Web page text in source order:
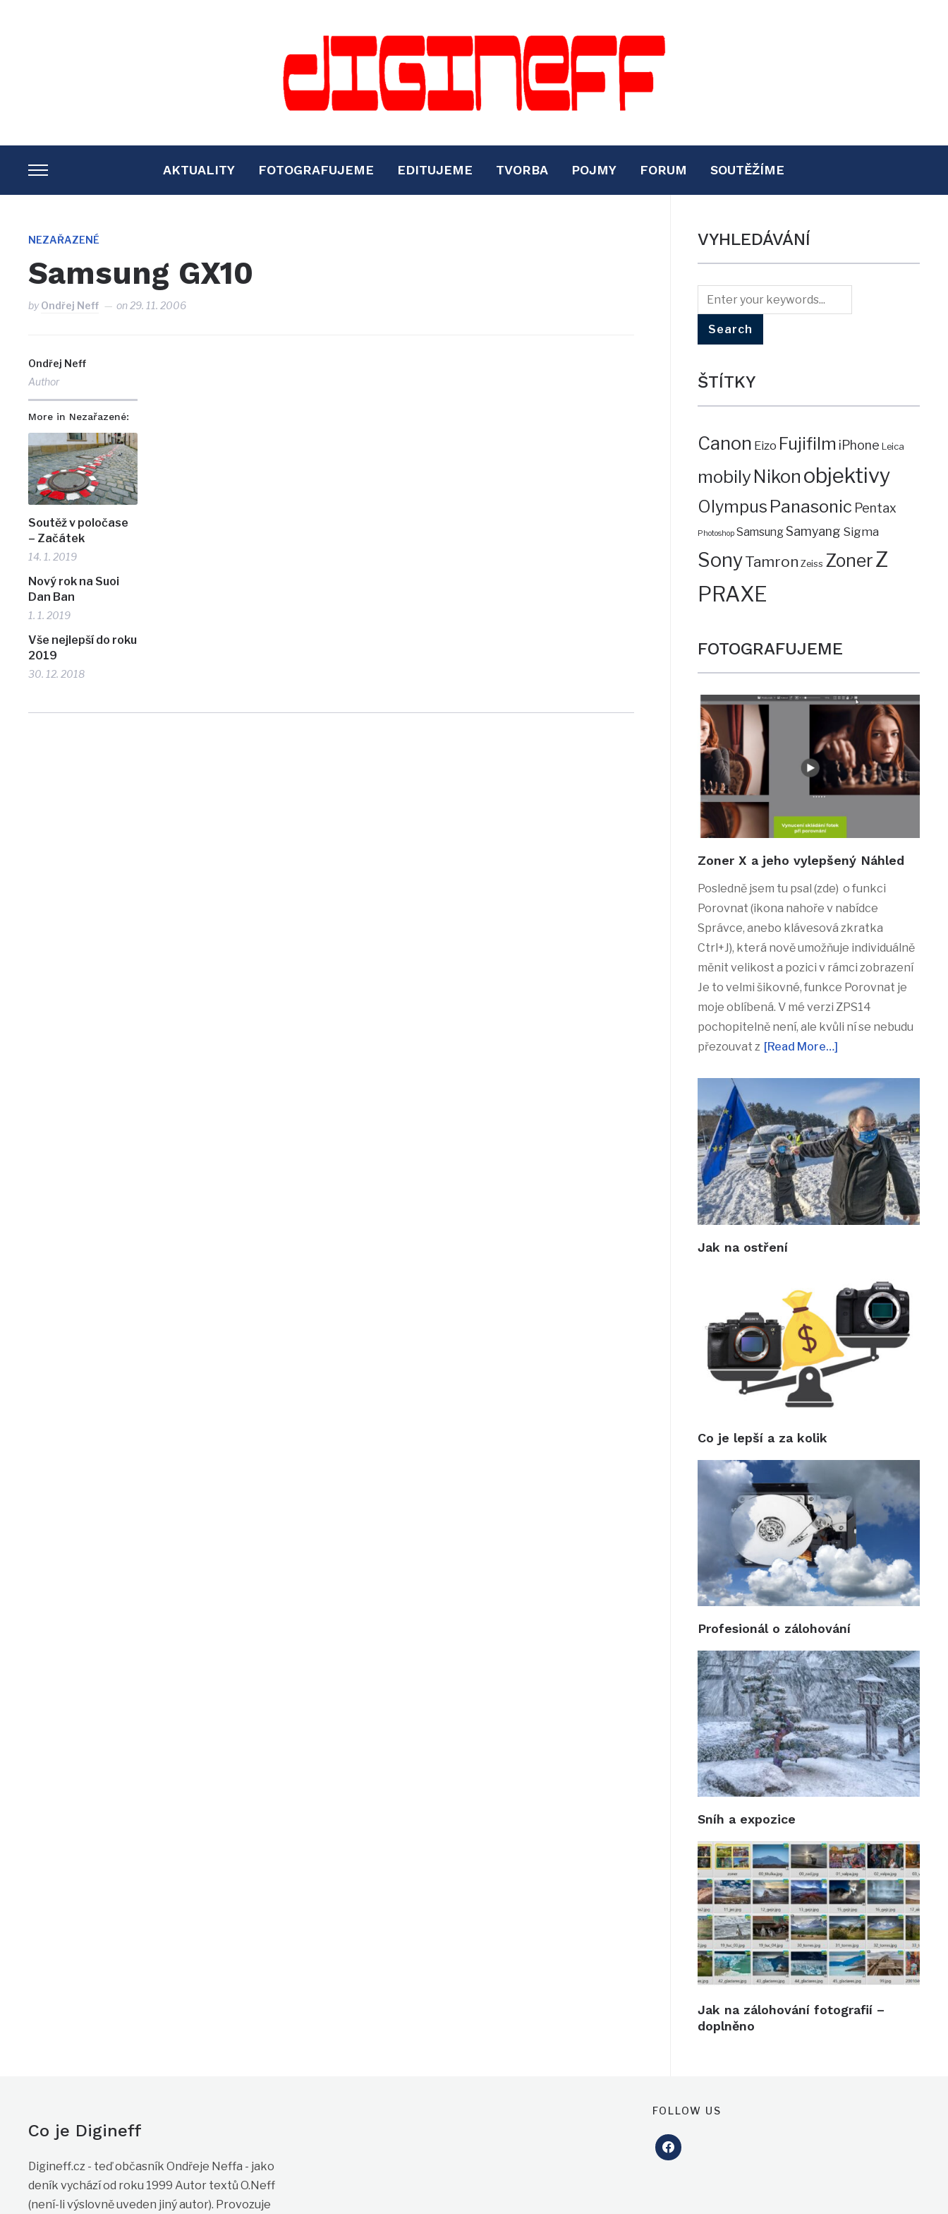
TOGGLE
SIDEBAR
NAVIGATION
AKTUALITY FOTOGRAFUJEME EDITUJEME TVORBA POJMY FORUM SOUTĚŽÍME
NEZAŘAZENÉ
Samsung GX10
byOndřej Neff on29. 11. 2006
Ondřej Neff
Author
More in Nezařazené:
Soutěž v poločase
– Začátek
14. 1. 2019
Nový rok na Suoi
Dan Ban
1. 1. 2019
Vše nejlepší do roku
2019
30. 12. 2018
VYHLEDÁVÁNÍ
ŠTÍTKY
Canon Eizo Fujifilm iPhone Leica
mobilyNikon objektivy
Olympus Panasonic Pentax
Photoshop SamsungSamyang Sigma
SonyTamron Zeiss ZonerZ
PRAXE
FOTOGRAFUJEME
Zoner X a jeho vylepšený Náhled
Posledně jsem tu psal (zde) o funkci
Porovnat (ikona nahoře v nabídce
Správce, anebo klávesová zkratka
Ctrl+J), která nově umožňuje individuálně
měnit velikost a pozici v rámci zobrazení
Je to velmi šikovné, funkce Porovnat je
moje oblíbená. V mé verzi ZPS14
pochopitelně není, ale kvůli ní se nebudu
přezouvat z [Read More…]
Jak na ostření
Co je lepší a za kolik
Profesionál o zálohování
Sníh a expozice
Jak na zálohování fotografií –
doplněno
Co je Digineff
Digineff.cz - teď občasník Ondřeje Neffa - jako
deník vychází od roku 1999 Autor textů O.Neff
(není-li výslovně uveden jiný autor). Provozuje
FOLLOW US
facebook